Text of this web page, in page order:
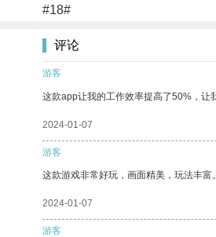
#18#
评论
游客
这款app让我的工作效率提高了50%，让
2024-01-07
游客
这款游戏非常好玩，画面精美，玩法丰富
2024-01-07
游客